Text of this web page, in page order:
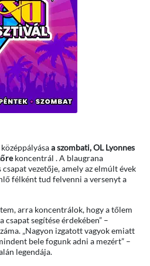
a szombati, OL Lyonnes
koncentrál . A blaugrana
vezetője, amely az elmúlt évek
félként tud felvenni a versenyt a
arra koncentrálok, hogy a tőlem
segítése érdekében” –
„Nagyon izgatott vagyok emiatt
bele fogunk adni a mezért” –
legendája.